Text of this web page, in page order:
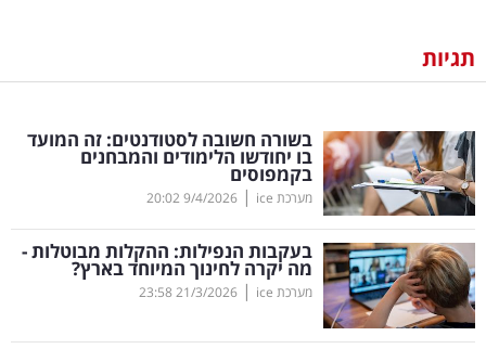
וצרכנות
דיגיטל
וטק
שיווק
ופרסום
משפט
תגיות
בשורה חשובה לסטודנטים: זה המועד
בו יחודשו הלימודים והמבחנים
בקמפוסים
מערכת ice |
9/4/2026
20:02
בעקבות הנפילות: ההקלות מבוטלות -
מה יקרה לחינוך המיוחד בארץ?
מערכת ice |
21/3/2026
23:58